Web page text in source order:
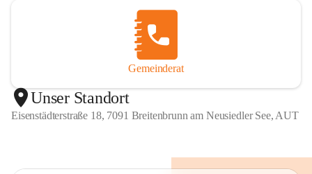
Gemeinderat
Unser Standort
Eisenstädterstraße 18, 7091 Breitenbrunn am Neusiedler See, AUT